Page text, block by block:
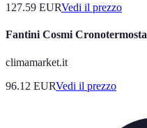
127.59 EURVedi il prezzo
Fantini Cosmi
climamarket.it
96.12 EURVedi il prezzo